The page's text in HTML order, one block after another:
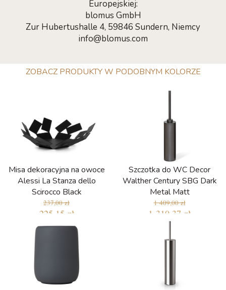
Europejskiej:
blomus GmbH
Zur Hubertushalle 4, 59846 Sundern, Niemcy
info@blomus.com
ZOBACZ PRODUKTY W PODOBNYM KOLORZE
Misa dekoracyjna na owoce
Alessi La Stanza dello
Scirocco Black
237,00 zł
225,15 zł
Szczotka do WC Decor
Walther Century SBG Dark
Metal Matt
1 409,00 zł
1 310,37 zł